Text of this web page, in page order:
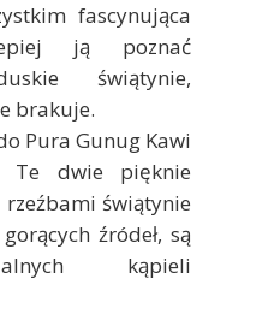
fascynująca
ją poznać
świątynie,
brakuje.
Pura Gunug Kawi
Te dwie pięknie
świątynie
źródeł, są
kąpieli